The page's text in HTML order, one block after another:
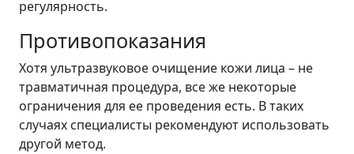
регулярность.
Противопоказания
Хотя ультразвуковое очищение кожи лица – не
травматичная процедура, все же некоторые
ограничения для ее проведения есть. В таких
случаях специалисты рекомендуют использовать
другой метод.